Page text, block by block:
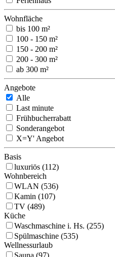
Wohnfläche
bis 100 m²
100 - 150 m²
150 - 200 m²
200 - 300 m²
ab 300 m²
Angebote
Alle
Last minute
Frühbucherrabatt
Sonderangebot
X=Y' Angebot
Basis
luxuriös (112)
Wohnbereich
WLAN (536)
Kamin (107)
TV (489)
Küche
Waschmaschine i. Hs. (255)
Spülmaschine (535)
Wellnessurlaub
Sauna (97)